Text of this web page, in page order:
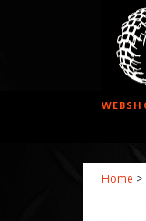
Home >